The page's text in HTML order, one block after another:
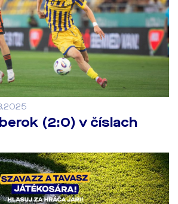
(2:0) v číslach